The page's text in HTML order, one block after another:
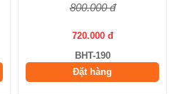
800.000 đ
720.000 đ
BHT-190
Đặt hàng